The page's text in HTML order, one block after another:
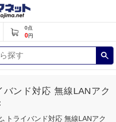
0点
0円
ンド対応 無線LANアク
トライバンド対応 無線LANアク